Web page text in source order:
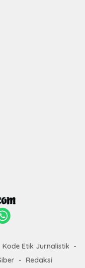
Kode Etik Jurnalistik
Redaksi